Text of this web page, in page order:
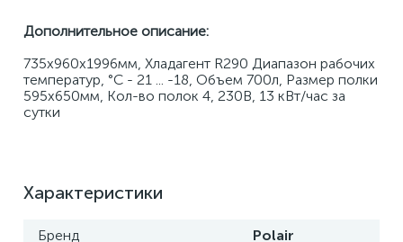
Дополнительное описание:
735х960х1996мм, Хладагент R290 Диапазон рабочих
температур, °C - 21 ... -18, Объем 700л, Размер полки
595х650мм, Кол-во полок 4, 230В, 13 кВт/час за
сутки
Характеристики
Бренд
Polair